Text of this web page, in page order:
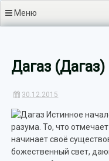
Меню
Дагаз (Дагаз)
30.12.2015
Истинное
разума. То, что
начинает своё
божественный свет,